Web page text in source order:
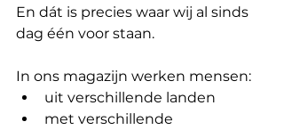
En dát is precies waar wij al sinds
dag één voor staan.
In ons magazijn werken mensen:
uit verschillende landen
met verschillende